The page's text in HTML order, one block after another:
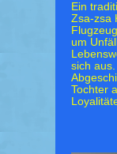
Ein
Zsa-zsa
um
sich
Tochter